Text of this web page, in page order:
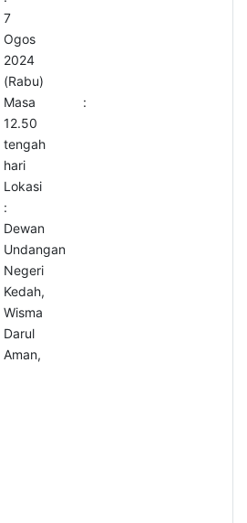
7
Ogos
2024
(Rabu)
Masa :
12.50
tengah
hari
Lokasi
:
Dewan
Undangan
Negeri
Kedah,
Wisma
Darul
Aman,